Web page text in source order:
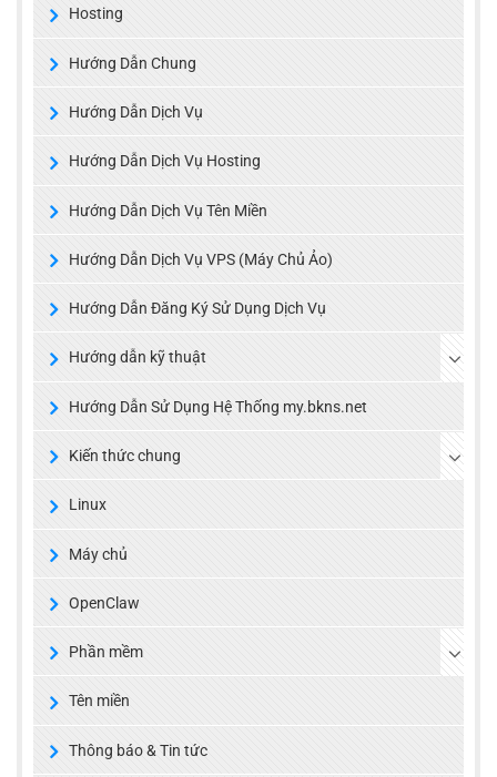
Hosting
Hướng Dẫn Chung
Hướng Dẫn Dịch Vụ
Hướng Dẫn Dịch Vụ Hosting
Hướng Dẫn Dịch Vụ Tên Miền
Hướng Dẫn Dịch Vụ VPS (Máy Chủ Ảo)
Hướng Dẫn Đăng Ký Sử Dụng Dịch Vụ
Hướng dẫn kỹ thuật
Hướng Dẫn Sử Dụng Hệ Thống my.bkns.net
Kiến thức chung
Linux
Máy chủ
OpenClaw
Phần mềm
Tên miền
Thông báo & Tin tức